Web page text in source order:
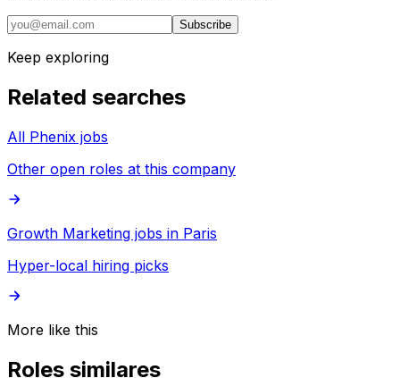
Subscribe
Keep exploring
Related searches
All Phenix jobs
Other open roles at this company
Growth Marketing jobs in Paris
Hyper-local hiring picks
More like this
Roles similares